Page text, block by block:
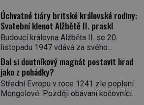
prohlásil o něm jiný významný
francouzský revolucionář, Honoré de
Mirabeau […]
rychle v jedné ze „sandtnerek“.
„Zaplaťpánbůh, že už nemusíme chodit
s lístky,“ povzdechne si směrem ke
služce, kterou má v kuchyni k ruce.
Ještě v prvních letech nové republiky
fungoval kvůli nedostatku zboží
přídělový systém. […]
Úchvatné tiáry britské královské rodiny:
Svatební klenot Alžbětě II. praskl
Budoucí královna Alžběta II. se 20.
listopadu 1947 vdává za svého
vyvoleného Filipa Mountbattena. Aby
měla na obřad ve Westminsteru podle
tradice „něco vypůjčeného“, její matka jí
věnuje jedinečný šperk ze své
soukromé kolekce – diamantovou tiáru
Dal si doutníkový magnát postavit hrad
jako z pohádky?
Střední Evropu v roce 1241 zle poplení
Mongolové. Později obávaní kočovníci